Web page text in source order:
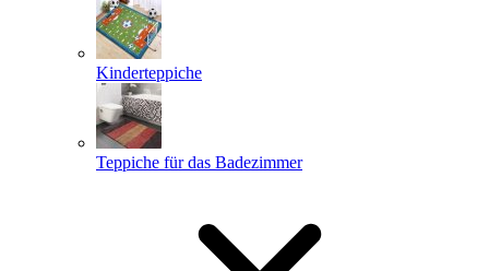
Kinderteppiche
Teppiche für das Badezimmer